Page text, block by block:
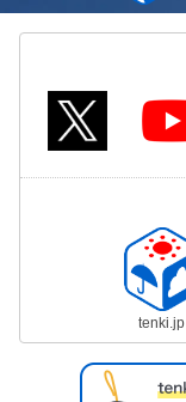
tenki.jp